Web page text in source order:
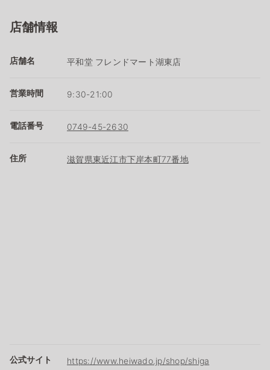
店舗情報
店舗名 平和堂 フレンドマート湖東店
営業時間 9:30-21:00
電話番号 0749-45-2630
住所 滋賀県東近江市下岸本町77番地
公式サイト https://www.heiwado.jp/shop/shiga